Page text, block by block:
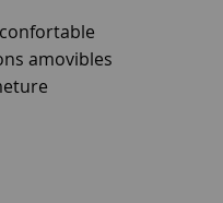
amovibles